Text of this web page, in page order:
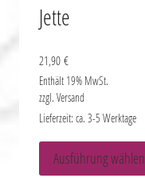
Jette
21,90 €
Enthält 19% MwSt.
zzgl. Versand
Lieferzeit: ca. 3-5 Werktage
Ausführung wählen